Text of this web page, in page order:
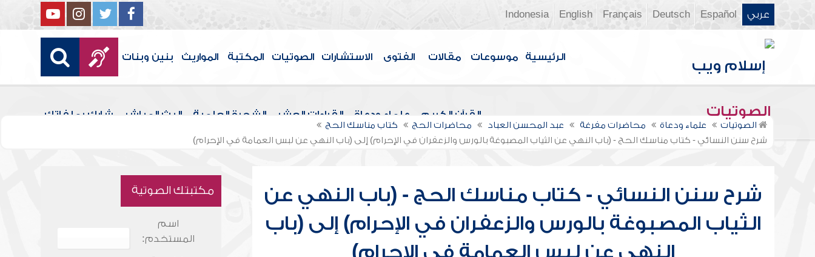
عربي Español
Deutsch
Français
English
Indonesia
الرئيسية موسوعات مقالات الفتوى الاستشارات الصوتيات المكتبة المواريث بنين وبنات
الصوتيات القرآن الكريم علماء ودعاة القراءات العشر الشجرة العلمية البث المباشر شارك بملفاتك
الصوتيات علماء ودعاة محاضرات مفرغة عبد المحسن العباد محاضرات الحج
كتاب مناسك الحج
شرح سنن النسائي - كتاب مناسك الحج - (باب النهي عن الثياب المصبوغة بالورس والزعفران في الإحرام) إلى (باب النهي عن لبس العمامة في الإحرام)
شرح سنن النسائي - كتاب مناسك الحج - (باب النهي عن
الثياب المصبوغة بالورس والزعفران في الإحرام) إلى (باب
النهي عن لبس العمامة في الإحرام)
مكتبتك الصوتية
اسم
المستخدم: